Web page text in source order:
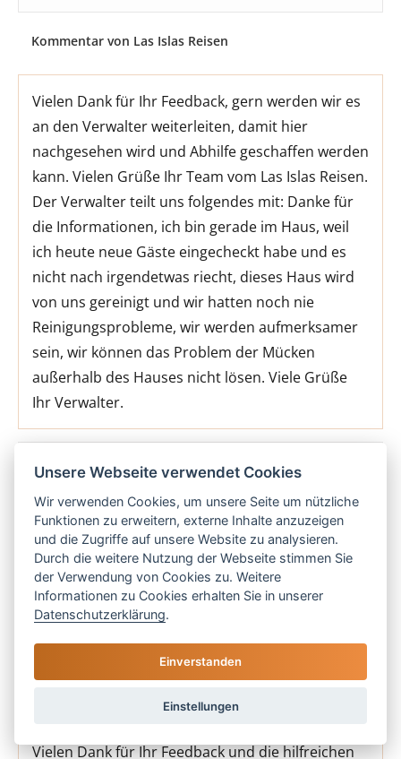
Kommentar von Las Islas Reisen
Vielen Dank für Ihr Feedback, gern werden wir es
an den Verwalter weiterleiten, damit hier
nachgesehen wird und Abhilfe geschaffen werden
kann. Vielen Grüße Ihr Team vom Las Islas Reisen.
Der Verwalter teilt uns folgendes mit: Danke für
die Informationen, ich bin gerade im Haus, weil
ich heute neue Gäste eingecheckt habe und es
nicht nach irgendetwas riecht, dieses Haus wird
von uns gereinigt und wir hatten noch nie
Reinigungsprobleme, wir werden aufmerksamer
sein, wir können das Problem der Mücken
außerhalb des Hauses nicht lösen. Viele Grüße
Ihr Verwalter.
5 Sterne
Das W-lan ist leider oft nicht verfügbar und zu
langsam. Schön wäre es gewesen einige
Strandutensilien wie Sonnenschirm,
Strandmatten etc. vorzufinden, da diese im
Flugzeug schlecht mitzubringen sind. Henriette B.
Vielen Dank für Ihr Feedback und die hilfreichen
Unsere Webseite verwendet Cookies
Wir verwenden Cookies, um unsere Seite um nützliche
Funktionen zu erweitern, externe Inhalte anzuzeigen
und die Zugriffe auf unsere Website zu analysieren.
Durch die weitere Nutzung der Webseite stimmen Sie
der Verwendung von Cookies zu. Weitere
Informationen zu Cookies erhalten Sie in unserer
Datenschutzerklärung.
Einverstanden
Einstellungen